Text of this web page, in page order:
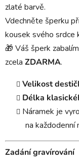
zlaté barvě.
Vdechněte šperku
kousek svého srdce
🎁 Váš šperk
zcela ZDARMA.
Velikost
Délka
Náramek je
na každodenní
Zadání gravírování